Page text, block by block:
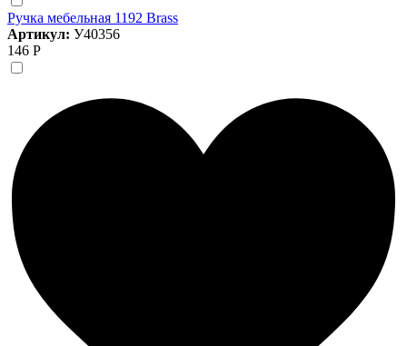
Ручка мебельная 1192 Brass
Артикул: У40356
146 Р